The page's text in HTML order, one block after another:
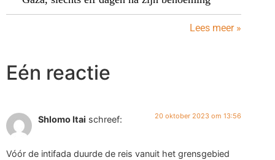
Lees meer »
Eén reactie
Shlomo Itai schreef: 20 oktober 2023 om 13:56
Vóór de intifada duurde de reis vanuit het grensgebied